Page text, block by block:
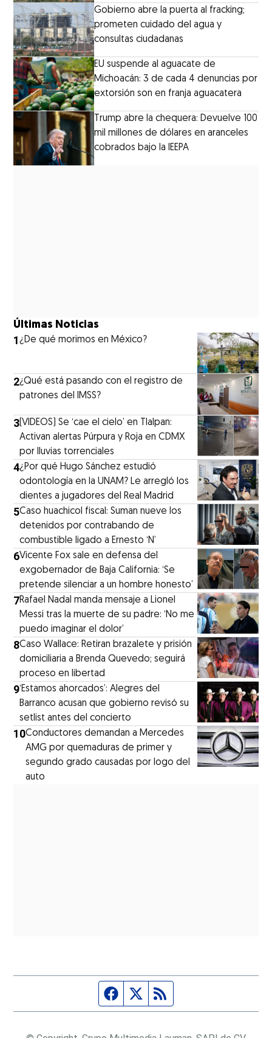
Gobierno abre la puerta al fracking;
prometen cuidado del agua y
consultas ciudadanas
EU suspende al aguacate de
Michoacán: 3 de cada 4 denuncias por
extorsión son en franja aguacatera
Trump abre la chequera: Devuelve 100
mil millones de dólares en aranceles
cobrados bajo la IEEPA
Últimas Noticias
1¿De qué morimos en México?
2¿Qué está pasando con el registro de
patrones del IMSS?
3 (VIDEOS) Se ‘cae el cielo’ en Tlalpan:
Activan alertas Púrpura y Roja en CDMX
por lluvias torrenciales
4¿Por qué Hugo Sánchez estudió
odontología en la UNAM? Le arregló los
dientes a jugadores del Real Madrid
5Caso huachicol fiscal: Suman nueve los
detenidos por contrabando de
combustible ligado a Ernesto ‘N’
6Vicente Fox sale en defensa del
exgobernador de Baja California: ‘Se
pretende silenciar a un hombre honesto’
7Rafael Nadal manda mensaje a Lionel
Messi tras la muerte de su padre: ‘No me
puedo imaginar el dolor’
8Caso Wallace: Retiran brazalete y prisión
domiciliaria a Brenda Quevedo; seguirá
proceso en libertad
9‘Estamos ahorcados’: Alegres del
Barranco acusan que gobierno revisó su
setlist antes del concierto
10Conductores demandan a Mercedes
AMG por quemaduras de primer y
segundo grado causadas por logo del
auto
Página de Facebook
Fuente Twitter